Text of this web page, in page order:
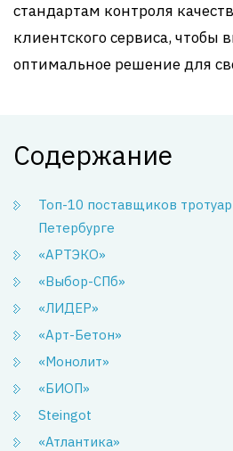
стандартам контроля
клиентского сервиса, чтобы
оптимальное решение для
Содержание
Топ-10 поставщиков
Петербурге
«АРТЭКО»
«Выбор-СПб»
«ЛИДЕР»
«Арт-Бетон»
«Монолит»
«БИОП»
Steingot
«Атлантика»